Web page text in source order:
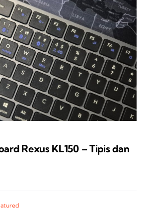
Rexus KL150 – Tipis dan